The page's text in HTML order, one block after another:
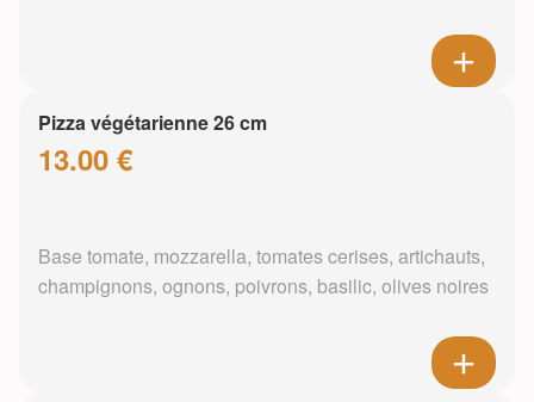
Pizza végétarienne 26 cm
13.00 €
Base tomate, mozzarella, tomates cerises, artichauts,
champignons, ognons, poivrons, basilic, olives noires